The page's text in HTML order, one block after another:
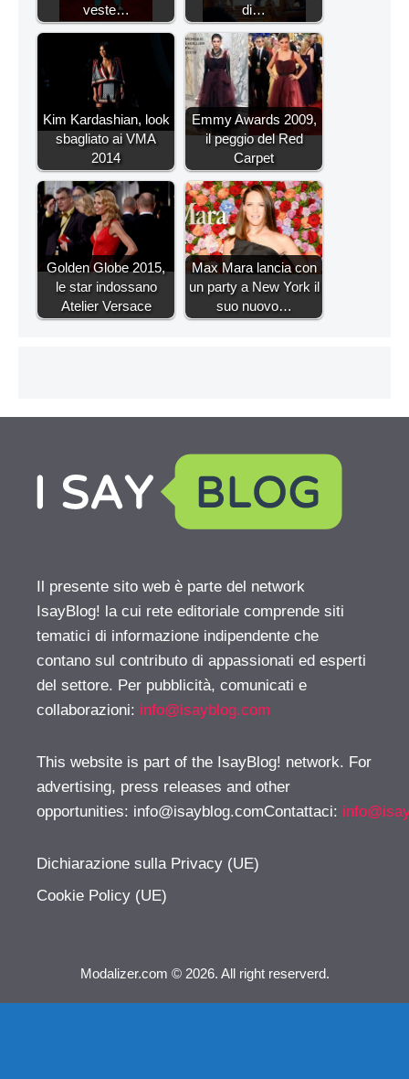
veste…
di…
Kim Kardashian, look
sbagliato ai VMA
2014
Emmy Awards 2009,
il peggio del Red
Carpet
Golden Globe 2015,
le star indossano
Atelier Versace
Max Mara lancia con
un party a New York il
suo nuovo…
Il presente sito web è parte del network
IsayBlog! la cui rete editoriale comprende siti
tematici di informazione indipendente che
contano sul contributo di appassionati ed esperti
del settore. Per pubblicità, comunicati e
collaborazioni: info@isayblog.com
This website is part of the IsayBlog! network. For
advertising, press releases and other
opportunities: info@isayblog.comContattaci:
Dichiarazione sulla Privacy (UE)
Cookie Policy (UE)
Modalizer.com © 2026. All right reserverd.